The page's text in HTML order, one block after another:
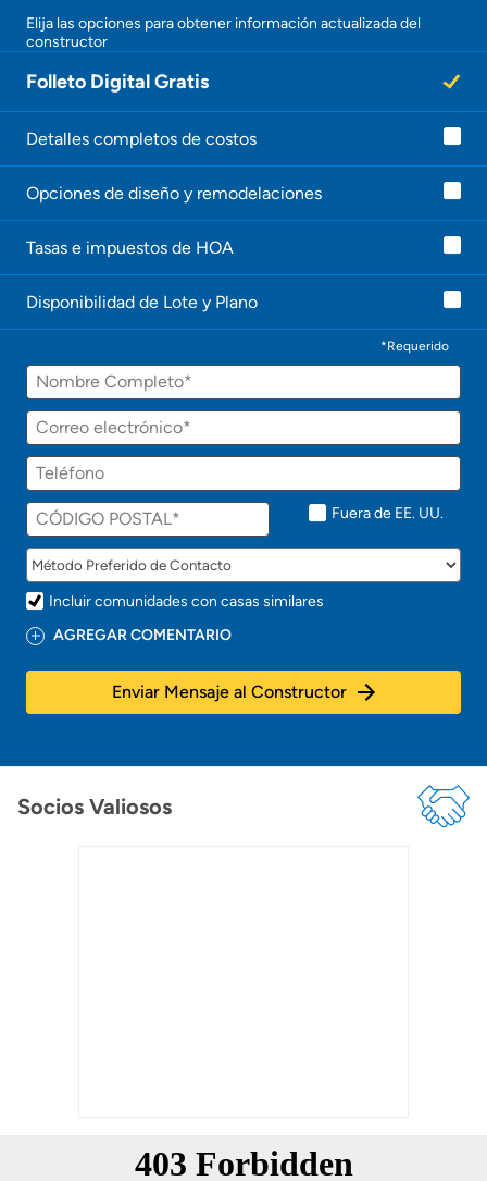
Elija las opciones para obtener información actualizada del
constructor
Folleto Digital Gratis
Detalles completos de costos
Opciones de diseño y remodelaciones
Tasas e impuestos de HOA
Disponibilidad de Lote y Plano
*Requerido
Fuera de EE. UU.
Incluir comunidades con casas similares
AGREGAR COMENTARIO
Enviar Mensaje al Constructor
Socios Valiosos